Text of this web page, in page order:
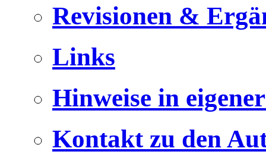
Revisionen &
Links
Hinweise in
Kontakt zu den